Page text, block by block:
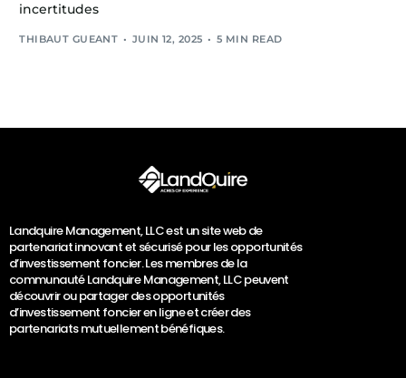
incertitudes
THIBAUT GUEANT JUIN 12, 2025 5 MIN READ
Landquire Management, LLC est un site web de
partenariat innovant et sécurisé pour les opportunités
d’investissement foncier. Les membres de la
communauté Landquire Management, LLC peuvent
découvrir ou partager des opportunités
d’investissement foncier en ligne et créer des
partenariats mutuellement bénéfiques.